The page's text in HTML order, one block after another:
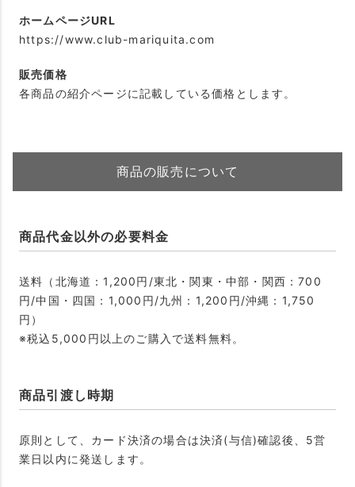
ホームページURL
https://www.club-mariquita.com
販売価格
各商品の紹介ページに記載している価格とします。
商品の販売について
商品代金以外の必要料金
送料（北海道：1,200円/東北・関東・中部・関西：700
円/中国・四国：1,000円/九州：1,200円/沖縄：1,750
円）
※税込5,000円以上のご購入で送料無料。
商品引渡し時期
原則として、カード決済の場合は決済(与信)確認後、5営
業日以内に発送します。